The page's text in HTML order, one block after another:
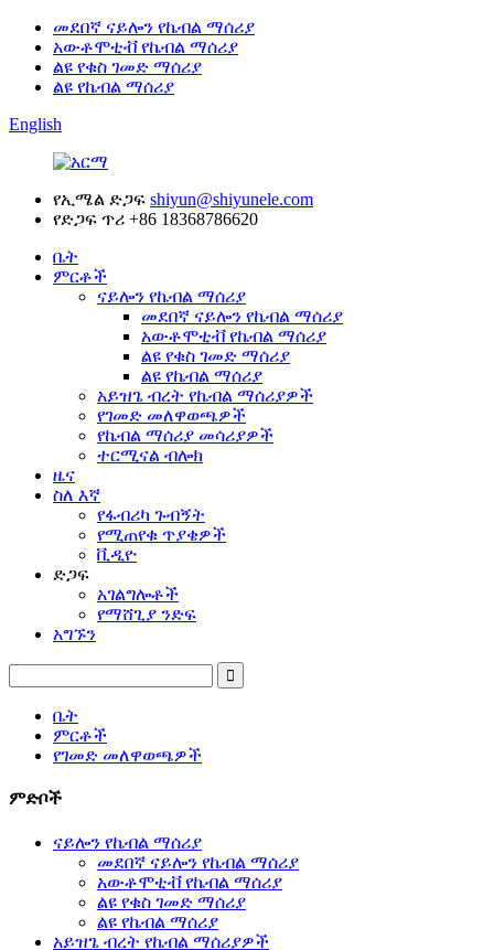
መደበኛ ናይሎን የኬብል ማሰሪያ
አውቶሞቲቭ የኬብል ማሰሪያ
ልዩ የቁስ ገመድ ማሰሪያ
ልዩ የኬብል ማሰሪያ
English
የኢሜል ድጋፍ shiyun@shiyunele.com
የድጋፍ ጥሪ +86 18368786620
ቤት
ምርቶች
ናይሎን የኬብል ማሰሪያ
መደበኛ ናይሎን የኬብል ማሰሪያ
አውቶሞቲቭ የኬብል ማሰሪያ
ልዩ የቁስ ገመድ ማሰሪያ
ልዩ የኬብል ማሰሪያ
አይዝጌ ብረት የኬብል ማሰሪያዎች
የገመድ መለዋወጫዎች
የኬብል ማሰሪያ መሳሪያዎች
ተርሚናል ብሎክ
ዜና
ስለ እኛ
የፋብሪካ ጉብኝት
የሚጠየቁ ጥያቄዎች
ቪዲዮ
ድጋፍ
አገልግሎቶች
የማሸጊያ ንድፍ
አግኙን
ቤት
ምርቶች
የገመድ መለዋወጫዎች
ምድቦች
ናይሎን የኬብል ማሰሪያ
መደበኛ ናይሎን የኬብል ማሰሪያ
አውቶሞቲቭ የኬብል ማሰሪያ
ልዩ የቁስ ገመድ ማሰሪያ
ልዩ የኬብል ማሰሪያ
አይዝጌ ብረት የኬብል ማሰሪያዎች